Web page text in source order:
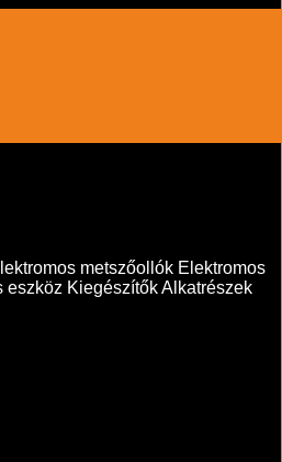
metszőollók Elektromos
eszköz KiegészítőkAlkatrészek